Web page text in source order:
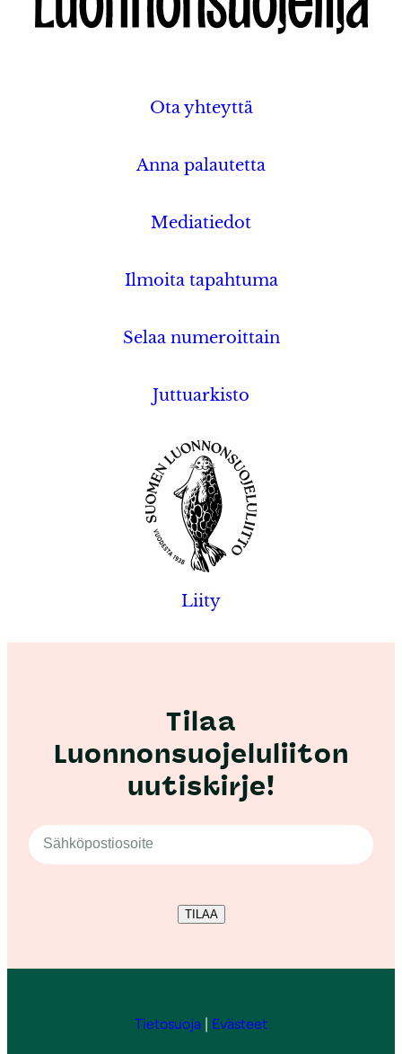
Ota yhteyttä
Anna palautetta
Mediatiedot
Ilmoita tapahtuma
Selaa numeroittain
Juttuarkisto
Liity
Tilaa
Luonnonsuojeluliiton
uutiskirje!
TILAA
Tietosuoja | Evästeet